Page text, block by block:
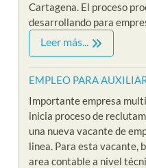
Cartagena. El proceso
desarrollando para
Leer más...
EMPLEO PARA
Importante empresa
inicia proceso de
una nueva vacante de
linea. Para esta vacante,
area contable a nivel